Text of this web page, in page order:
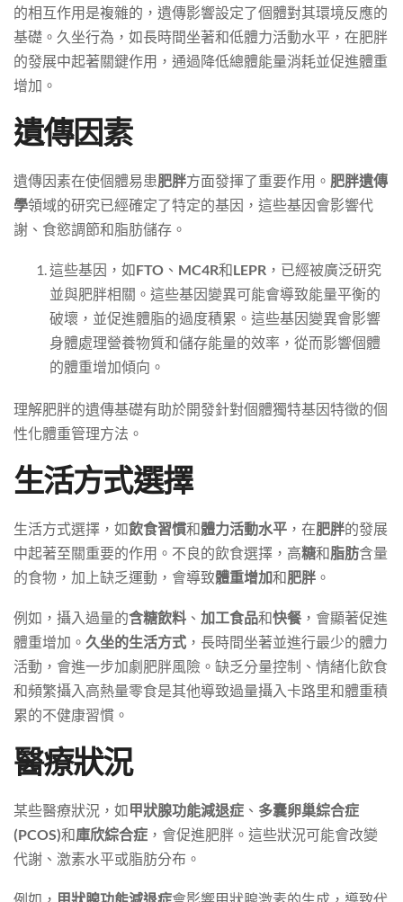
的相互作用是複雜的，遺傳影響設定了個體對其環境反應的
基礎。久坐行為，如長時間坐著和低體力活動水平，在肥胖
的發展中起著關鍵作用，通過降低總體能量消耗並促進體重
增加。
遺傳因素
遺傳因素在使個體易患肥胖方面發揮了重要作用。 肥胖遺傳
學領域的研究已經確定了特定的基因，這些基因會影響代
謝、食慾調節和脂肪儲存。
這些基因，如FTO 、 MC4R和LEPR ，已經被廣泛研究
並與肥胖相關。這些基因變異可能會導致能量平衡的
破壞，並促進體脂的過度積累。這些基因變異會影響
身體處理營養物質和儲存能量的效率，從而影響個體
的體重增加傾向。
理解肥胖的遺傳基礎有助於開發針對個體獨特基因特徵的個
性化體重管理方法。
生活方式選擇
生活方式選擇，如飲食習慣和體力活動水平 ，在肥胖的發展
中起著至關重要的作用。不良的飲食選擇，高糖和脂肪含量
的食物，加上缺乏運動，會導致體重增加和肥胖 。
例如，攝入過量的含糖飲料 、 加工食品和快餐 ，會顯著促進
體重增加。 久坐的生活方式 ，長時間坐著並進行最少的體力
活動，會進一步加劇肥胖風險。缺乏分量控制、情緒化飲食
和頻繁攝入高熱量零食是其他導致過量攝入卡路里和體重積
累的不健康習慣。
醫療狀況
某些醫療狀況，如甲狀腺功能減退症 、 多囊卵巢綜合症
(PCOS)和庫欣綜合症 ，會促進肥胖。這些狀況可能會改變
代謝、激素水平或脂肪分布。